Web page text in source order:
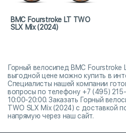
BMC Fourstroke LT TWO
SLX Mix (2024)
Горный велосипед BMC Fourstroke
выгодной цене можно купить в
Специалисты нашей компании
вопросы по телефону +7 (495)
10:00-20:00. Заказать Горный
TWO SLX Mix (2024) с доставкой
напрямую через наш сайт.